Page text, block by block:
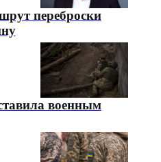
переброски
военным